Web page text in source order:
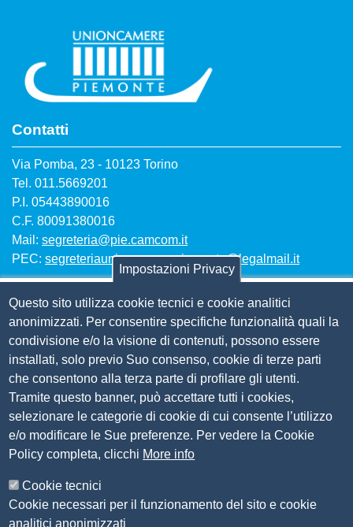
Contatti
Via Pomba, 23 - 10123 Torino
Tel. 011.5669201
P.I. 05443890016
C.F. 80091380016
Mail: segreteria@pie.camcom.it
PEC: segreteriaunioncamerepiemonte@legalmail.it
Amm. trasparente
Bandi per contributi
Codice etico
Organigramma
Piano anticorruzione 2019-2021
Selezione personale
Statuto
CSR Piemonte
AlpMed - le Camere di commercio dell'Euroregione
Impostazioni Privacy
Questo sito utilizza cookie tecnici e cookie analitici
anonimizzati. Per consentire specifiche funzionalità quali la
condivisione e/o la visione di contenuti, possono essere
installati, solo previo Suo consenso, cookie di terze parti
che consentono alla terza parte di profilare gli utenti.
Tramite questo banner, può accettare tutti i cookies,
selezionare le categorie di cookie di cui consente l’utilizzo
e/o modificare le Sue preferenze. Per vedere la Cookie
Policy completa, clicchi More info
Cookie tecnici
Cookie necessari per il funzionamento del sito e cookie
analitici anonimizzati